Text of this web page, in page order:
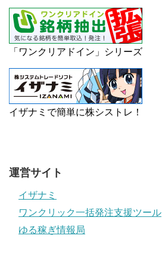
「ワンクリアドイン」シリーズ
イザナミで簡単に株シストレ！
運営サイト
イザナミ
ワンクリック一括発注支援ツール
ゆる稼ぎ情報局